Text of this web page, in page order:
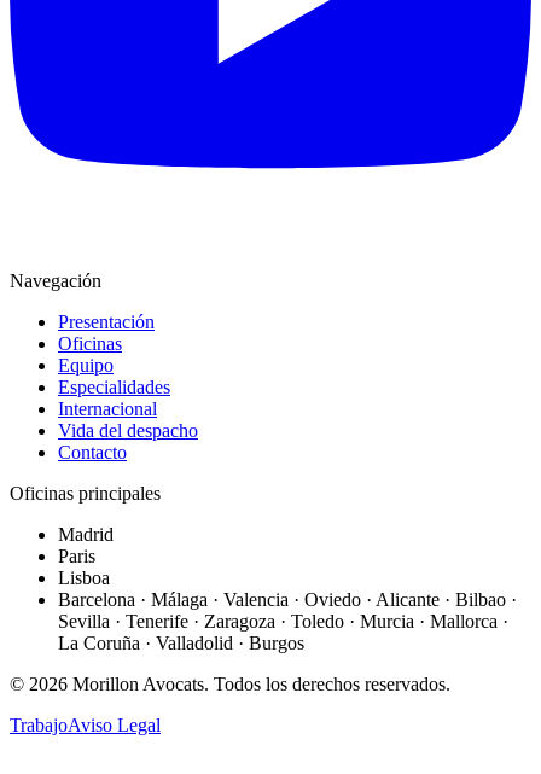
Navegación
Presentación
Oficinas
Equipo
Especialidades
Internacional
Vida del despacho
Contacto
Oficinas principales
Madrid
Paris
Lisboa
Barcelona · Málaga · Valencia · Oviedo · Alicante · Bilbao ·
Sevilla · Tenerife · Zaragoza · Toledo · Murcia · Mallorca ·
La Coruña · Valladolid · Burgos
© 2026 Morillon Avocats. Todos los derechos reservados.
TrabajoAviso Legal